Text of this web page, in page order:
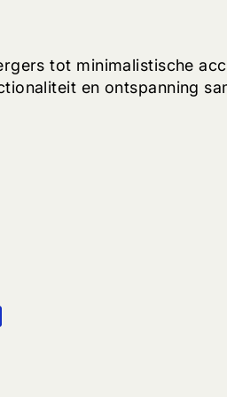
tot minimalistische
en ontspanning